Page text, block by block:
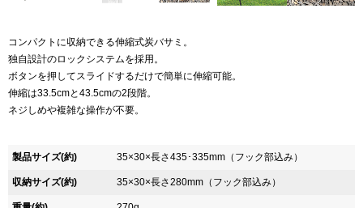
コンパクトに収納できる伸縮式炭バサミ。
独自設計のロックシステムを採用。
ボタンを押してスライドするだけで簡単に伸縮可能。
伸縮は33.5cmと43.5cmの2段階。
ネジしめや複雑な操作が不要。
製品サイズ(約) 35×30×長さ435･335mm（フック部込み）
収納サイズ(約) 35×30×長さ280mm（フック部込み）